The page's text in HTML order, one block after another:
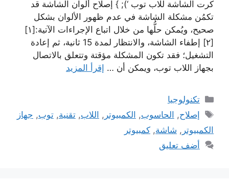
كرت الشاشة للاب توب ‘); } إصلاح ألوان الشاشة قد
تكمُن مشكلة الشاشة في عدم ظهور الألوان بشكل
صحيح، ويُمكن حلُّها من خلال اتباع الإجراءات الآتية:[١]
[٢] إطفاء الشاشة، والانتظار لمدة 15 ثانية، ثم إعادة
التشغيل؛ فقد تكون المشكلة مؤقتة وتتعلق بالاتصال
بجهاز اللاب توب، ويمكن أن … إقرأ المزيد
التصنيفات
تكنولوجيا
الوسوم
إصلاح, الحاسوب, الكمبيوتر , اللاب,تقنية,توب, جهاز
الكمبيوتر , شاشة, كمبيوتر
أضف تعليق